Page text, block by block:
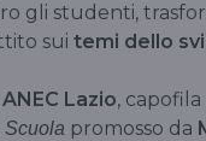
gli studenti,
sui temi dello
ANEC Lazio,
Scuola promosso da